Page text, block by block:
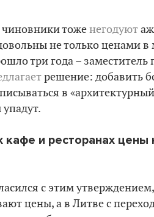
тоженегодуют
не только ценами в
три года – заместитель
решение: добавить
в
кафе и ресторанах
с этим
цены, а в Литве с